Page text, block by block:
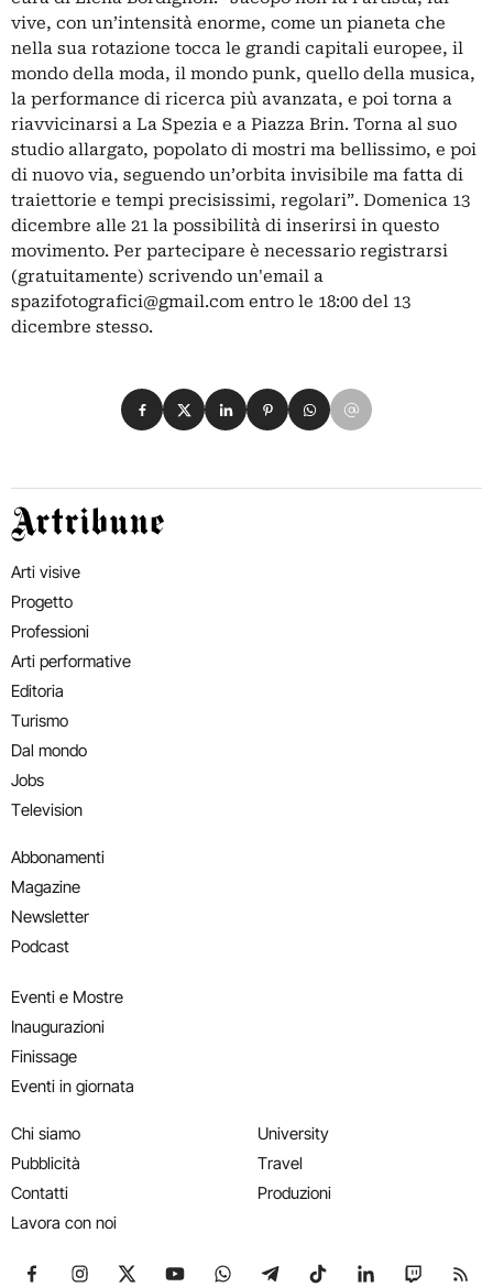
vive, con un’intensità enorme, come un pianeta che
nella sua rotazione tocca le grandi capitali europee, il
mondo della moda, il mondo punk, quello della musica,
la performance di ricerca più avanzata, e poi torna a
riavvicinarsi a La Spezia e a Piazza Brin. Torna al suo
studio allargato, popolato di mostri ma bellissimo, e poi
di nuovo via, seguendo un’orbita invisibile ma fatta di
traiettorie e tempi precisissimi, regolari”. Domenica 13
dicembre alle 21 la possibilità di inserirsi in questo
movimento. Per partecipare è necessario registrarsi
(gratuitamente) scrivendo un'email a
spazifotografici@gmail.com entro le 18:00 del 13
dicembre stesso.
Condividi su Facebook
Condividi su X
Condividi su LinkedIn
Condividi su Pinterest
Condividi su WhatsApp
Condividi su Email
Artribune
Arti visive
Progetto
Professioni
Arti performative
Editoria
Turismo
Dal mondo
Jobs
Television
Abbonamenti
Magazine
Newsletter
Podcast
Eventi e Mostre
Inaugurazioni
Finissage
Eventi in giornata
Chi siamo
Pubblicità
Contatti
Lavora con noi
University
Travel
Produzioni
Seguici su Facebook
Seguici su Instagram
Seguici su X
Seguici su YouTube
Seguici su WhatsApp
Seguici su Telegram
Seguici su TikTok
Seguici su
Seguici